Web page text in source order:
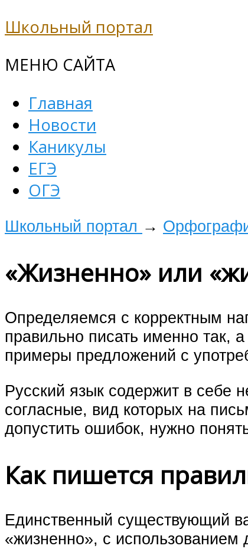
Школьный портал
МЕНЮ САЙТА
Главная
Новости
Каникулы
ЕГЭ
ОГЭ
Школьный портал →
«Жизненно» или
Определяемся с корректным
правильно писать именно так,
примеры предложений с
Русский язык содержит в себе
согласные, вид которых на
допустить ошибок, нужно
Как пишется
Единственный существующий
«жизненно», с использованием